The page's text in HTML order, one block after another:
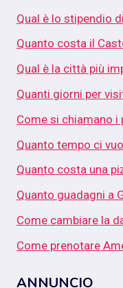
Qual è lo stipendio
Quanto costa il
Qual è la città più
Quanti giorni per
Come si chiamano i
Quanto tempo ci
Quanto costa una
Quanto guadagni a
Come cambiare la
Come prenotare
ANNUNCIO